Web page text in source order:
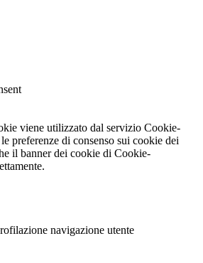
viene utilizzato dal servizio Cookie-
preferenze di consenso sui cookie dei
il banner dei cookie di Cookie-
navigazione utente